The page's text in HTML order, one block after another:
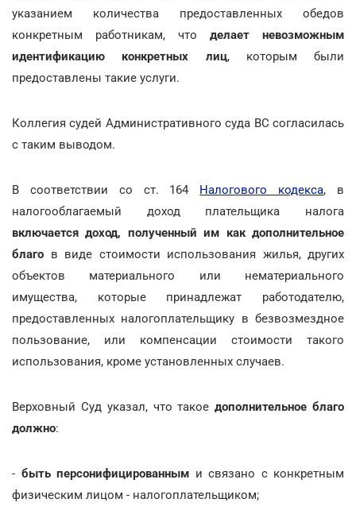
указанием количества предоставленных обедов
конкретным работникам, что делает невозможным
идентификацию конкретных лиц, которым были
предоставлены такие услуги.
Коллегия судей Административного суда ВС согласилась
с таким выводом.
В соответствии со ст. 164 Налогового кодекса, в
налогооблагаемый доход плательщика налога
включается доход, полученный им как дополнительное
благо в виде стоимости использования жилья, других
объектов материального или нематериального
имущества, которые принадлежат работодателю,
предоставленных налогоплательщику в безвозмездное
пользование, или компенсации стоимости такого
использования, кроме установленных случаев.
Верховный Суд указал, что такоедополнительное благо
должно:
- быть персонифицированным и связано с конкретным
физическим лицом - налогоплательщиком;